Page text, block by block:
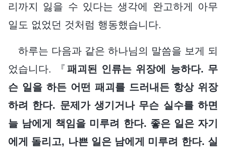
리까지 잃을 수 있다는 생각에 완고하게 아무
일도 없었던 것처럼 행동했습니다.
하루는 다음과 같은 하나님의 말씀을 보게 되
었습니다. 『 패괴된 인류는 위장에 능하다. 무
슨 일을 하든 어떤 패괴를 드러내든 항상 위장
하려 한다. 문제가 생기거나 무슨 실수를 하면
늘 남에게 책임을 미루려 한다. 좋은 일은 자기
에게 돌리고, 나쁜 일은 남에게 미루려 한다. 실